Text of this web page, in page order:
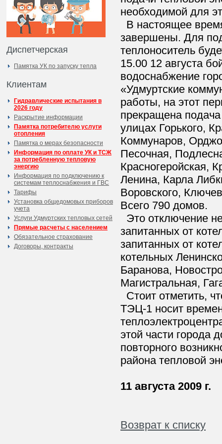
Диспетчерская
Памятка УК по запуску тепла
Клиентам
Гидравлические испытания в
2026 году
Раскрытие информации
Памятка потребителю услуги
отопления
Памятка о мерах безопасности
Информация по оплате УК и ТСЖ
за потребленную тепловую
энергию
Информация по подключению к
системам теплоснабжения и ГВС
Тарифы
Установка общедомовых приборов
учета
Услуги Удмуртских тепловых сетей
Прямые расчеты с населением
Обязательное страхование
Договоры, контракты
необходимой для
В настоящее
завершены. Для
теплоноситель
15.00 12 августа
водоснабжение
«Удмуртские
работы, на этот
прекращена
улицах Горького,
Коммунаров,
Песочная,
Красногеройская,
Ленина, Карла
Воровского,
Всего 790 домов.
Это отключение
запитанных от
запитанных от
котельных
Баранова,
Магистральная,
Стоит отметить,
ТЭЦ-1 носит
этой части города
повторного
района тепловой
11 августа 2009 г.
Возврат к списку